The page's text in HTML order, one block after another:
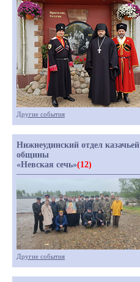
Другие события
Нижнеудинский отдел казачьей
общины
«Невская сечь»(12)
Другие события